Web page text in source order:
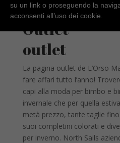
Home/ Outlet
Outlet
outlet
La pagina outlet de L’Orso
fare affari tutto l’anno!
capi alla moda per bimbo e
invernale che per quella
metà prezzo, tante taglie
suoi completini colorati e
per inverno. North Sails
su un link o proseguendo la
acconsenti all’uso dei cookie.